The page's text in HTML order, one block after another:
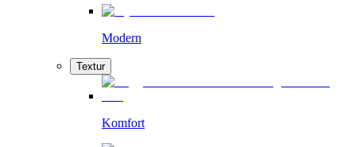
Modern
Textur
Komfort